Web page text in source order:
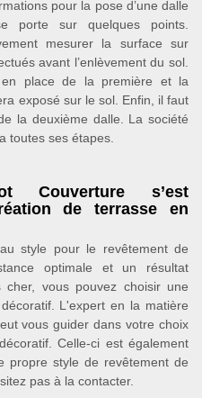
pour la pose d’une dalle
porte sur quelques points.
mesurer la surface sur
avant l’enlèvement du sol.
en place de la première et la
exposé sur le sol. Enfin, il faut
la deuxième dalle. La société
toutes ses étapes.
Couverture s’est
de terrasse en
style pour le revêtement de
optimale et un résultat
vous pouvez choisir une
L'expert en la matière
vous guider dans votre choix
Celle-ci est également
propre style de revêtement de
pas à la contacter.